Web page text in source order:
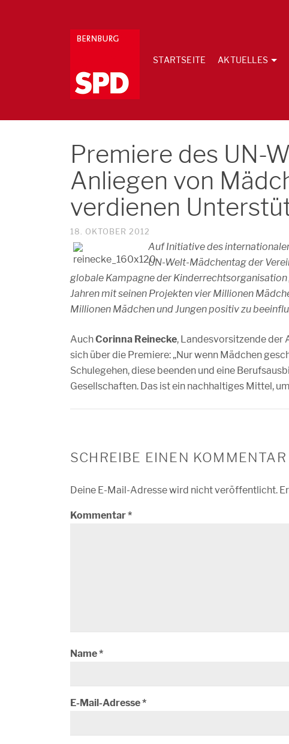
STARTSEITE AKTUELLES
Premiere des UN-
Anliegen von
verdienen
18. OKTOBER 2012
Auf Initiative des
UN-Welt-Mädchentag der
globale Kampagne der Kinderrechtsorganisation
Jahren mit seinen Projekten vier Millionen
Millionen Mädchen und Jungen positiv zu
AuchCorinna Reinecke, Landesvorsitzende
sich über die Premiere: „Nur wenn Mädchen
Schulegehen, diese beenden und eine
Gesellschaften. Das ist ein nachhaltiges Mittel,
SCHREIBE EINEN KOMMENTAR
Deine E-Mail-Adresse wird nicht veröffentlicht.
Kommentar*
Name*
E-Mail-Adresse*